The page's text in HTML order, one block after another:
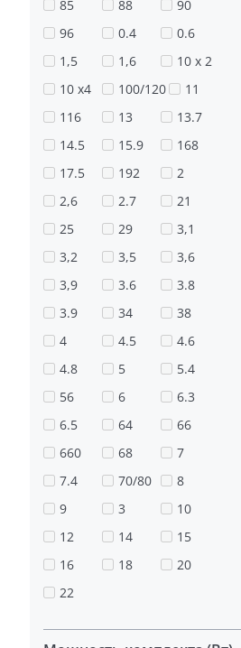
85
88
90
96
0.4
0.6
1,5
1,6
10 х 2
10 х4
100/120
11
116
13
13.7
14.5
15.9
168
17.5
192
2
2,6
2.7
21
25
29
3,1
3,2
3,5
3,6
3,9
3.6
3.8
3.9
34
38
4
4.5
4.6
4.8
5
5.4
56
6
6.3
6.5
64
66
660
68
7
7.4
70/80
8
9
3
10
12
14
15
16
18
20
22